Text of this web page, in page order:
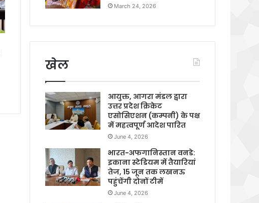
March 24, 2026
खेल
आयुक्त, आगरा मंडल द्वारा
उत्तर प्रदेश क्रिकेट
एसोसिएशन (कम्पनी) के पक्ष
में महत्वपूर्ण आदेश पारित
June 4, 2026
भारत-अफगानिस्तान वनडे:
इकाना स्टेडियम में तैयारियां
तेज, 15 जून तक लखनऊ
पहुंचेंगी दोनों टीमें
June 4, 2026